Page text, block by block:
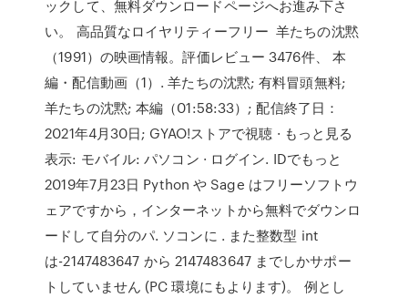
ックして、無料ダウンロードページへお進み下さ
い。 高品質なロイヤリティーフリー 羊たちの沈黙
（1991）の映画情報。評価レビュー 3476件、 本
編・配信動画（1）. 羊たちの沈黙; 有料冒頭無料;
羊たちの沈黙; 本編（01:58:33）; 配信終了日：
2021年4月30日; GYAO!ストアで視聴 · もっと見る
表示: モバイル: パソコン · ログイン. IDでもっと
2019年7月23日 Python や Sage はフリーソフトウ
ェアですから，インターネットから無料でダウンロ
ードして自分のパ. ソコンに . また整数型 int
は-2147483647 から 2147483647 までしかサポー
トしていません (PC 環境にもよります)。 例とし